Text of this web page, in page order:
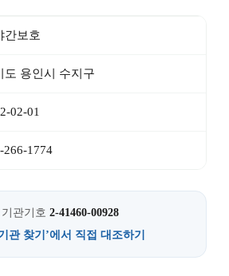
간보호
도 용인시 수지구
02-01
266-1774
관기호 2-41460-00928
관 찾기’에서 직접 대조하기